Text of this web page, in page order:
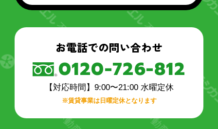
お電話での問い合わせ
0120-726-812
【対応時間】9:00〜21:00 水曜定休
※賃貸事業は日曜定休となります